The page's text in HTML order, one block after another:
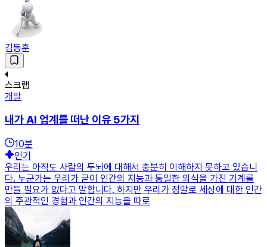
김동훈
스크랩
개발
내가 AI 업계를 떠난 이유 5가지
10분
인기
우리는 아직도 사람의 두뇌에 대해서 충분히 이해하지 못하고 있습니
다. 누군가는 우리가 굳이 인간의 지능과 동일한 의식을 가진 기계를
만들 필요가 없다고 말합니다. 하지만 우리가 정말로 세상에 대한 인간
의 주관적인 경험과 인간의 지능을 따로